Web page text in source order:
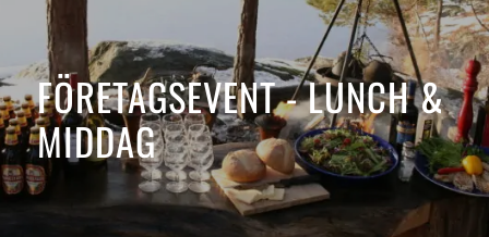
FÖRETAGSEVENT - LUNCH &
MIDDAG